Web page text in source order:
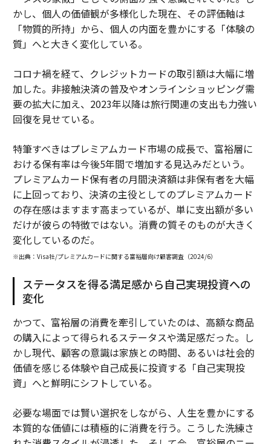
かし、個人の価値観が多様化した現在、その評価軸は
「物質的所持」から、個人の内面を豊かにする「体験の
質」へと大きく変化している。
コロナ禍を経て、クレジットカードの取引額は大幅に増
加した。非接触決済の普及やオンラインショッピング需
要の拡大に加え、2023年以降は旅行関連の支出も力強い
回復を見せている。
特筆すべきはプレミアムカード市場の成長で、富裕層に
おける保有率は今後5年間で増加する見込みだという。
プレミアムカード保有者の月間決済額は非保有者を大幅
に上回っており、決済の主役としてのプレミアムカード
の存在感はますます高まっているが、単に支出額が多い
だけが彼らの特徴ではない。消費の質そのものが大きく
変化しているのだ。
※出典：Visa社/プレミアムカードに関する富裕層向け顧客調査（2024/6）
ステータスを得る満足感から自己実現投資への
変化
かつて、富裕層の消費を牽引していたのは、高額な商品
の購入によって得られるステータスや満足感だった。し
かし現代、顧客の意識は家族との時間、あるいは社会的
価値を感じる体験や自己成長に投資する「自己実現投
資」へと鮮明にシフトしている。
必要な場面では賢い選択をしながら、人生を豊かにする
本質的な価値には積極的に消費を行う。こうした洗練さ